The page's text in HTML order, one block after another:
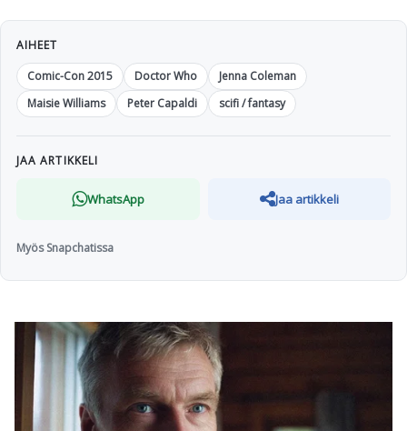
AIHEET
Comic-Con 2015
Doctor Who
Jenna Coleman
Maisie Williams
Peter Capaldi scifi / fantasy
JAA ARTIKKELI
WhatsApp Jaa artikkeli
Myös Snapchatissa